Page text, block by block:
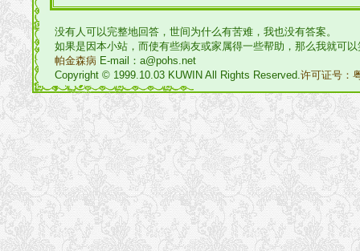
没有人可以完整地回答，世间为什么有苦难，我也没有答案。
如果是因本小站，而使有些病友或家属得一些帮助，那么我就可
帕金森病 E-mail：a@pohs.net
Copyright © 1999.10.03 KUWIN All Rights Reserved.许可证号：